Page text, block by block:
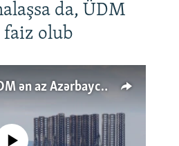
da, ÜDM
faiz olub
Cənubi Qafqazda ÜDM ən az Azərbaycanda artır: Qonşuları niyə Bakını qabaqlaya bilir?
currently available